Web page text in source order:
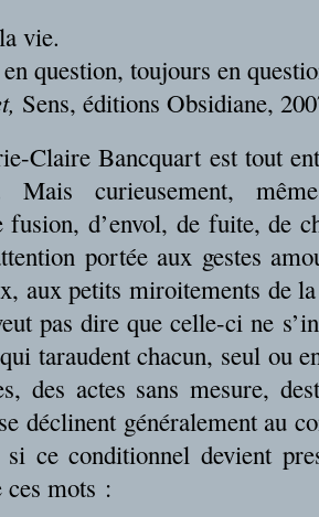
vie.
question, toujours en
Sens, éditions Obsidiane,
Claire Bancquart est tout
Mais curieusement,
fusion, d’envol, de fuite, de
portée aux gestes
aux petits miroitements de
pas dire que celle-ci ne
taraudent chacun, seul ou
des actes sans mesure,
déclinent généralement au
ce conditionnel devient
ces mots :